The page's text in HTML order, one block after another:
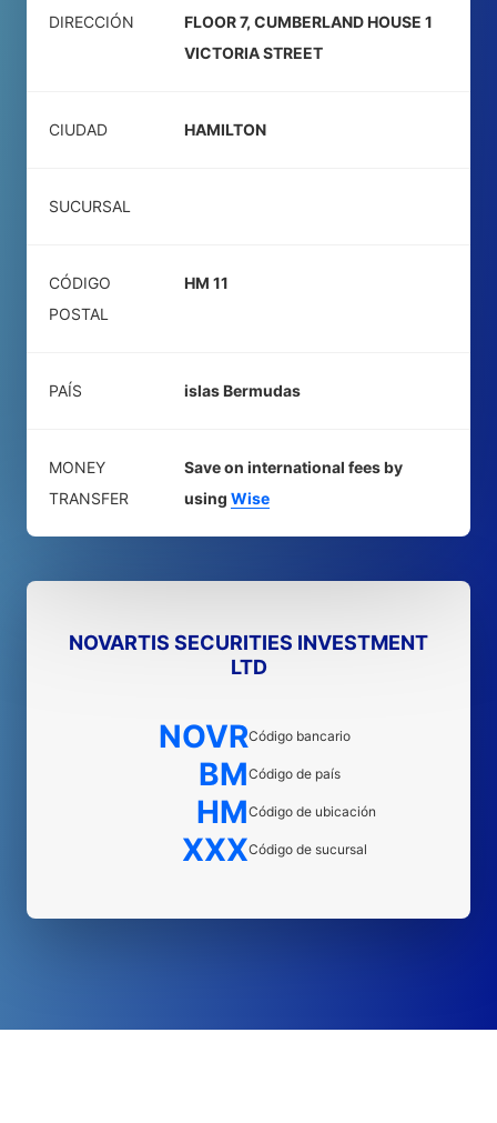
DIRECCIÓN
FLOOR 7, CUMBERLAND HOUSE 1
VICTORIA STREET
CIUDAD HAMILTON
SUCURSAL
CÓDIGO
POSTAL
HM 11
PAÍS islas Bermudas
MONEY
TRANSFER
Save on international fees by
using Wise
NOVARTIS SECURITIES INVESTMENT
LTD
NOVRCódigo bancario
BMCódigo de país
HMCódigo de ubicación
XXXCódigo de sucursal